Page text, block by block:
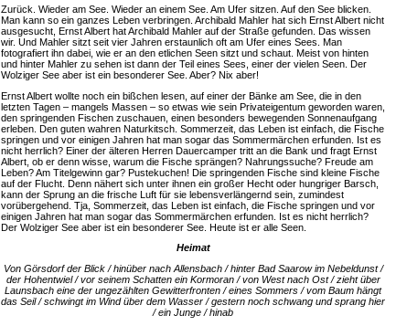
Zurück. Wieder am See. Wieder an einem See. Am Ufer sitzen. Auf den See blicken.
Man kann so ein ganzes Leben verbringen. Archibald Mahler hat sich Ernst Albert nicht
ausgesucht, Ernst Albert hat Archibald Mahler auf der Straße gefunden. Das wissen
wir. Und Mahler sitzt seit vier Jahren erstaunlich oft am Ufer eines Sees. Man
fotografiert ihn dabei, wie er an den etlichen Seen sitzt und schaut. Meist von hinten
und hinter Mahler zu sehen ist dann der Teil eines Sees, einer der vielen Seen. Der
Wolziger See aber ist ein besonderer See. Aber? Nix aber!
Ernst Albert wollte noch ein bißchen lesen, auf einer der Bänke am See, die in den
letzten Tagen – mangels Massen – so etwas wie sein Privateigentum geworden waren,
den springenden Fischen zuschauen, einen besonders bewegenden Sonnenaufgang
erleben. Den guten wahren Naturkitsch. Sommerzeit, das Leben ist einfach, die Fische
springen und vor einigen Jahren hat man sogar das Sommermärchen erfunden. Ist es
nicht herrlich? Einer der älteren Herren Dauercamper tritt an die Bank und fragt Ernst
Albert, ob er denn wisse, warum die Fische sprängen? Nahrungssuche? Freude am
Leben? Am Titelgewinn gar? Pustekuchen! Die springenden Fische sind kleine Fische
auf der Flucht. Denn nähert sich unter ihnen ein großer Hecht oder hungriger Barsch,
kann der Sprung an die frische Luft für sie lebensverlängernd sein, zumindest
vorübergehend. Tja, Sommerzeit, das Leben ist einfach, die Fische springen und vor
einigen Jahren hat man sogar das Sommermärchen erfunden. Ist es nicht herrlich?
Der Wolziger See aber ist ein besonderer See. Heute ist er alle Seen.
Heimat
Von Görsdorf der Blick / hinüber nach Allensbach / hinter Bad Saarow im Nebeldunst /
der Hohentwiel / vor seinem Schatten ein Kormoran / von West nach Ost / zieht über
Launsbach eine der ungezählten Gewitterfronten / eines Sommers / vom Baum hängt
das Seil / schwingt im Wind über dem Wasser / gestern noch schwang und sprang hier
/ ein Junge / hinab